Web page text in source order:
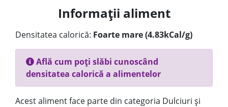
Informații aliment
Densitatea calorică: Foarte mare (4.83kCal/g)
Află cum poți slăbi cunoscând
densitatea calorică a alimentelor
Acest aliment face parte din categoria Dulciuri și